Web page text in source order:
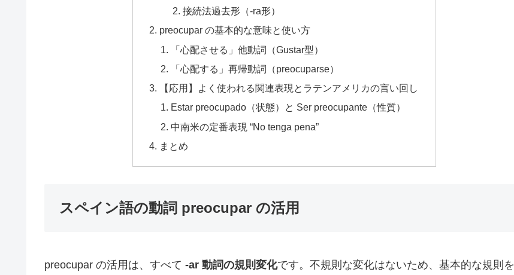
接続法過去形（-ra形）
preocupar の基本的な意味と使い方
「心配させる」他動詞（Gustar型）
「心配する」再帰動詞（preocuparse）
【応用】よく使われる関連表現とラテンアメリカの言い回し
Estar preocupado（状態）と Ser preocupante（性質）
中南米の定番表現 “No tenga pena”
まとめ
スペイン語の動詞 preocupar の活用
preocupar の活用は、すべて -ar 動詞の規則変化です。不規則な変化はないため、基本的な規則を